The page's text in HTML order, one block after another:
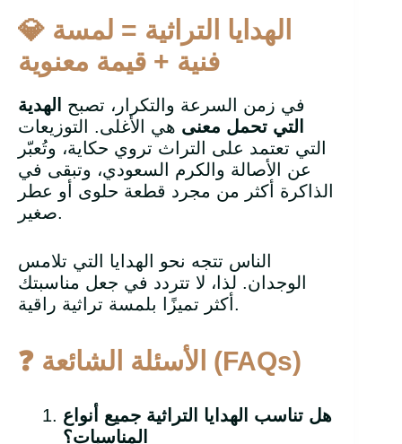
💎 الهدايا التراثية = لمسة
فنية + قيمة معنوية
في زمن السرعة والتكرار، تصبح
الهدية
التي تحمل معنى هي الأغلى. التوزيعات
التي تعتمد على التراث تروي حكاية، وتُعبّر
عن الأصالة والكرم السعودي، وتبقى في
الذاكرة أكثر من مجرد قطعة حلوى أو عطر
صغير.
الناس تتجه نحو الهدايا التي تلامس
الوجدان. لذا، لا تتردد في جعل مناسبتك
أكثر تميزًا بلمسة تراثية راقية.
❓ الأسئلة الشائعة (FAQs)
هل تناسب الهدايا التراثية جميع أنواع
المناسبات؟